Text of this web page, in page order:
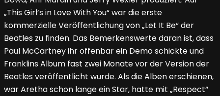
„This Girl’s in Love With You“ war die erste
kommerzielle Veröffentlichung von „Let It Be“ der
Beatles zu finden. Das Bemerkenswerte daran ist, dass
Paul McCartney ihr offenbar ein Demo schickte und
Franklins Album fast zwei Monate vor der Version der
Beatles veröffentlicht wurde. Als die Alben erschienen,
war Aretha schon lange ein Star, hatte mit „Respect“